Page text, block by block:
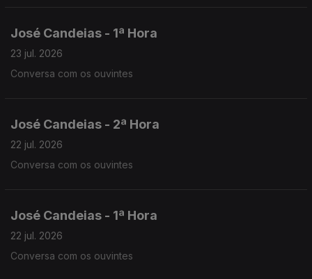
José Candeias - 1ª Hora
23 jul. 2026
Conversa com os ouvintes
José Candeias - 2ª Hora
22 jul. 2026
Conversa com os ouvintes
José Candeias - 1ª Hora
22 jul. 2026
Conversa com os ouvintes